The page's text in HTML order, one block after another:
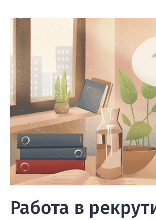
Работа в